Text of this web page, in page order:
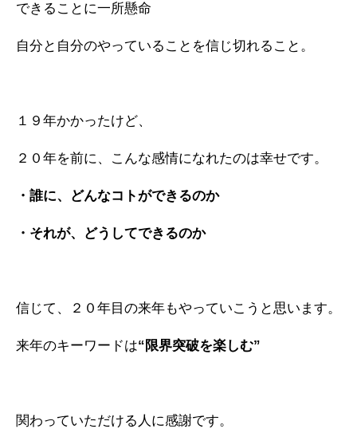
できることに一所懸命
自分と自分のやっていることを信じ切れること。
１９年かかったけど、
２０年を前に、こんな感情になれたのは幸せです。
・誰に、どんなコトができるのか
・それが、どうしてできるのか
信じて、２０年目の来年もやっていこうと思います。
来年のキーワードは“限界突破を楽しむ”
関わっていただける人に感謝です。